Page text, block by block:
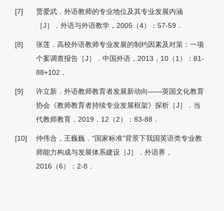
[7]
贾爱武．外语教师的专业地位及其专业发展内涵
［J］．外语与外语教学，2005（4）：57-59．
[8]
张莲．高校外语教师专业发展的制约因素及对策：一项
个案调查报告［J］．中国外语，2013，10（1）：81-
88+102．
[9]
许立新．外语教师教育者发展新动向——英国文化教育
协会《教师教育者持续专业发展框架》探析［J］．当
代教师教育，2019，12（2）：83-88．
[10]
仲伟合，王巍巍．“国家标准”背景下我国英语类专业教
师能力构成与发展体系建设［J］．外语界，
2016（6）：2-8．